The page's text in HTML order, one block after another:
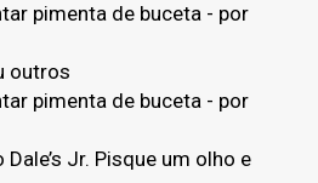
pimenta de buceta - por
outros
pimenta de buceta - por
Jr. Pisque um olho e